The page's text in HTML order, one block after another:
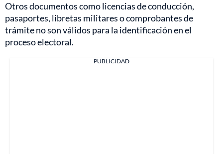
Otros documentos como licencias de conducción,
pasaportes, libretas militares o comprobantes de
trámite no son válidos para la identificación en el
proceso electoral.
PUBLICIDAD